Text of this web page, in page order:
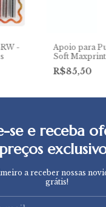
-
Apoio para
Soft Maxprint
R$85,50
se e receba
preços
a receber nossas
grátis!